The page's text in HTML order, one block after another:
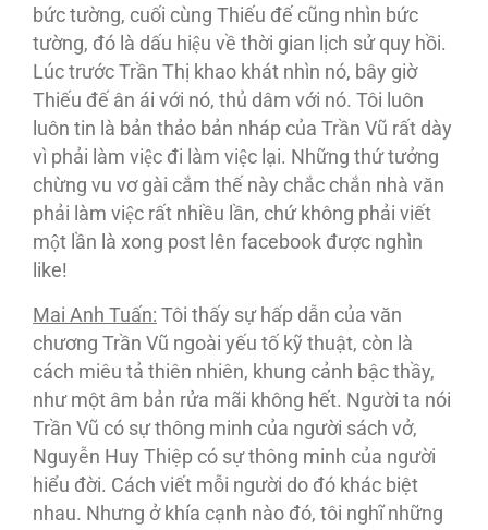
bức tường, cuối cùng Thiếu đế cũng nhìn bức
tường, đó là dấu hiệu về thời gian lịch sử quy hồi.
Lúc trước Trần Thị khao khát nhìn nó, bây giờ
Thiếu đế ân ái với nó, thủ dâm với nó. Tôi luôn
luôn tin là bản thảo bản nháp của Trần Vũ rất dày
vì phải làm việc đi làm việc lại. Những thứ tưởng
chừng vu vơ gài cắm thế này chắc chắn nhà văn
phải làm việc rất nhiều lần, chứ không phải viết
một lần là xong post lên facebook được nghìn
like!
Mai Anh Tuấn: Tôi thấy sự hấp dẫn của văn
chương Trần Vũ ngoài yếu tố kỹ thuật, còn là
cách miêu tả thiên nhiên, khung cảnh bậc thầy,
như một âm bản rửa mãi không hết. Người ta nói
Trần Vũ có sự thông minh của người sách vở,
Nguyễn Huy Thiệp có sự thông minh của người
hiểu đời. Cách viết mỗi người do đó khác biệt
nhau. Nhưng ở khía cạnh nào đó, tôi nghĩ những